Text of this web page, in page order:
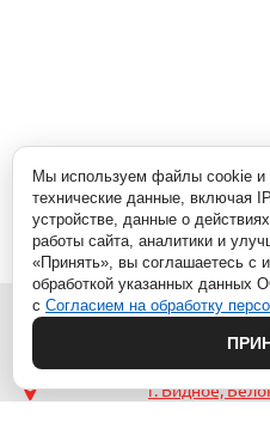
г. Видное,
Мы используем файлы cookie и
технические данные, включая
устройстве, данные о
работы сайта, аналитики и
«Принять», вы соглашаетесь с
обработкой указанных данных
с Согласием на обработку